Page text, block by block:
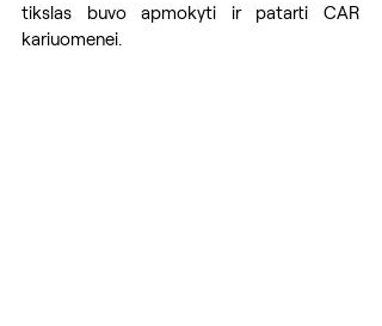
tikslas buvo apmokyti ir patarti CAR
kariuomenei.